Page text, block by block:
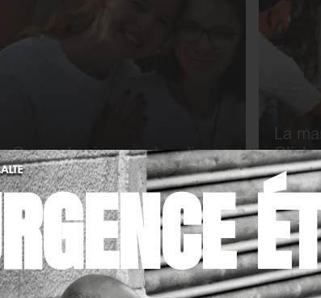
Camp des jeunes : handicap
et fraternité
La
TOUTE L’ACTUALITÉ